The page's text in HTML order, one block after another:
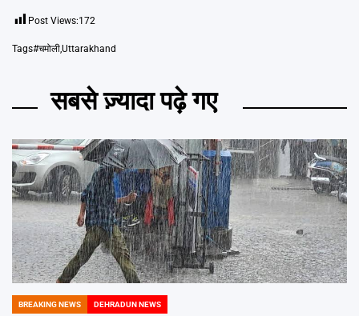
Post Views:172
Tags#चमोली,Uttarakhand
सबसे ज़्यादा पढ़े गए
POSTED
BREAKING NEWS DEHRADUN NEWS